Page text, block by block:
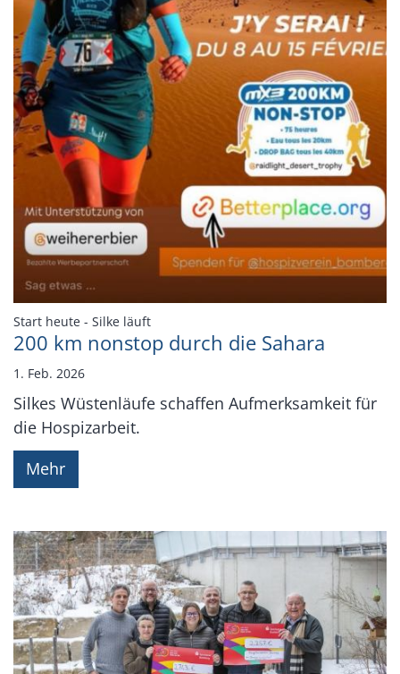
Start heute - Silke läuft:
200 km nonstop durch die Sahara
1. Feb. 2026
Silkes Wüstenläufe schaffen Aufmerksamkeit für
die Hospizarbeit.
Mehr